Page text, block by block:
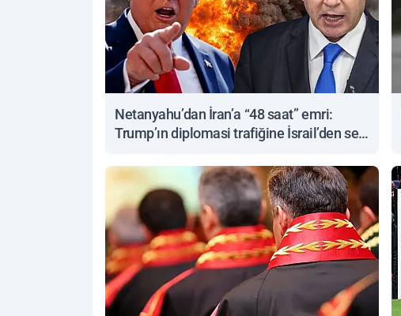
Netanyahu’dan İran’a “48 saat” emri:
Trump’ın diplomasi trafiğine İsrail’den sert